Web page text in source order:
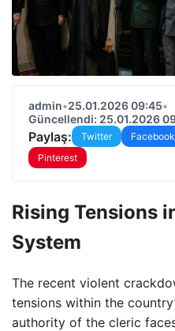
admin•25.01.2026 09:45•
Güncellendi: 25.01.2026
Paylaş: Twitter Facebook
Pinterest
Rising Tensions
System
The recent violent
tensions within the
authority of the cleric